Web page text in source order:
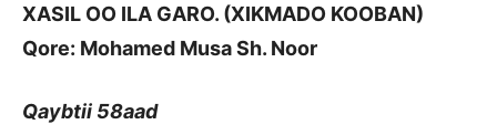
XASIL OO ILA GARO. (XIKMADO KOOBAN)
Qore: Mohamed Musa Sh. Noor
Qaybtii 58aad